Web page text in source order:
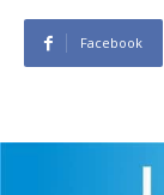
Facebook